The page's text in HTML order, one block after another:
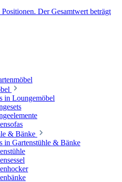
Der Gesamtwert beträgt
in Loungemöbel
& Bänke
in Gartenstühle & Bänke